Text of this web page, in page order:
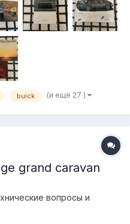
buick (и ещё 27 )
grand caravan
вопросы и